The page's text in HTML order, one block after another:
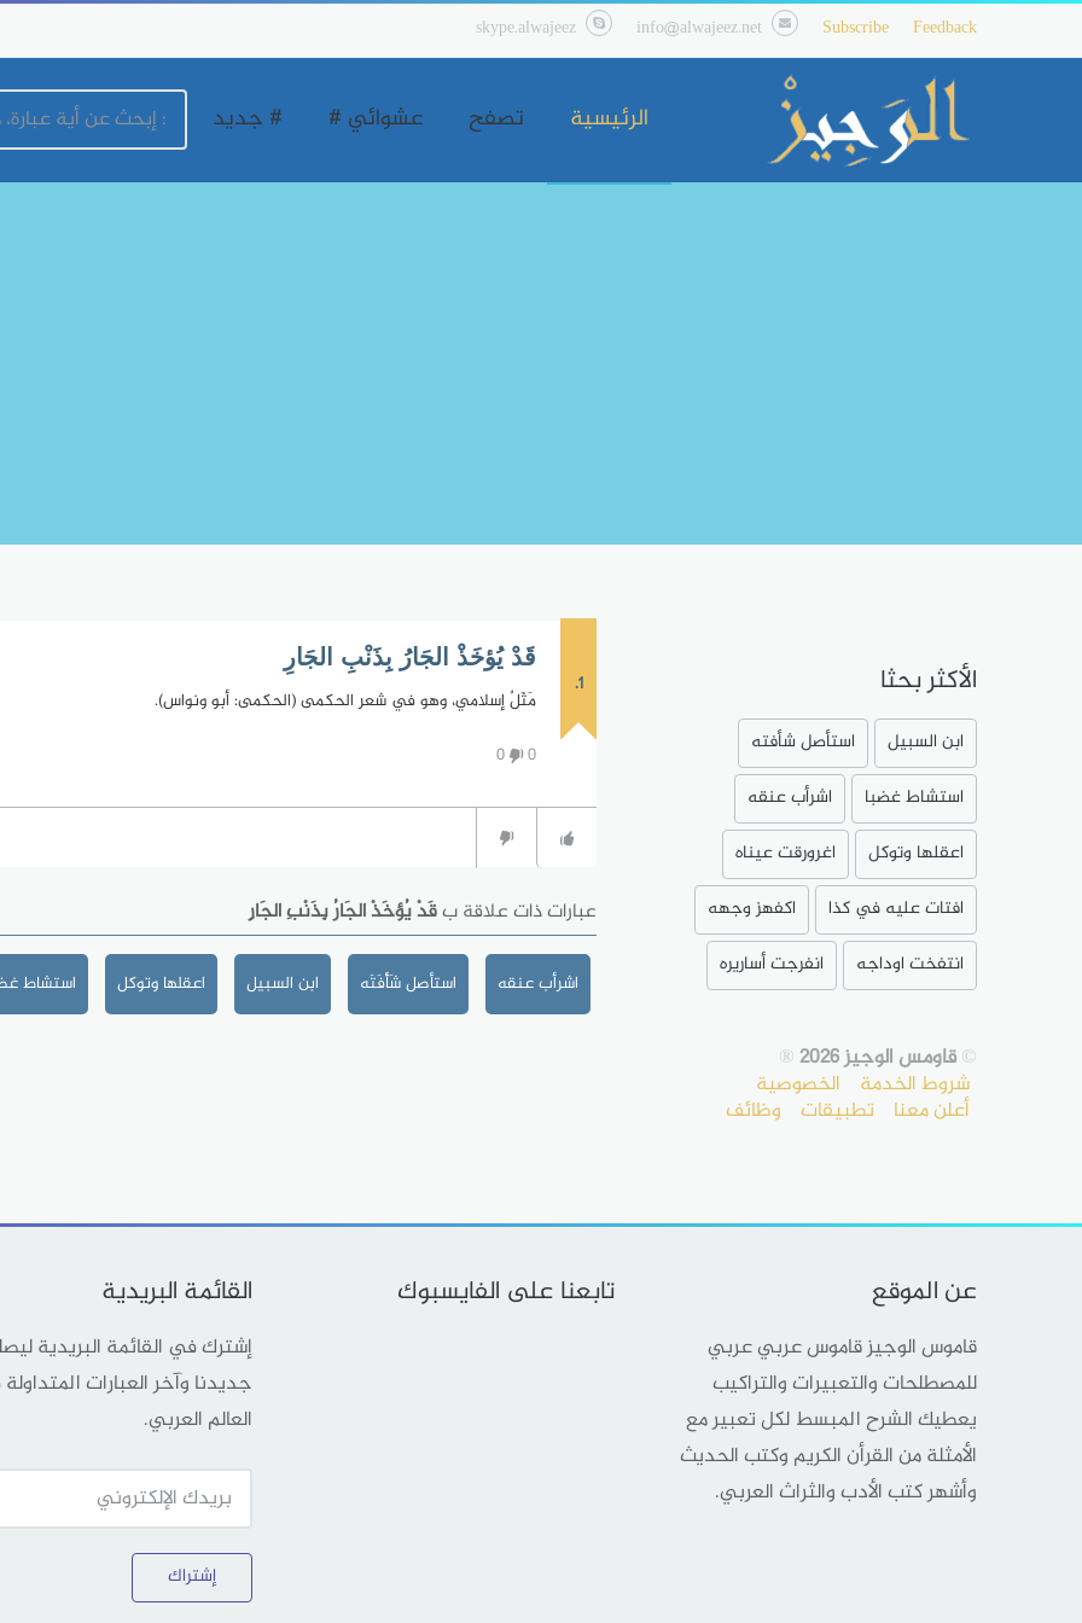
Feedback
Subscribe
info@alwajeez.net
skype.alwajeez
الرئيسية تصفح عشوائي # # جديد
1.
قَدْ يُؤخَذْ الجَارُ بِذَنْبِ الجَارِ
مَثَلٌ إسلامي، وهو في شعر الحكمى (الحكمى: أبو ونواس).
0
0
عبارات ذات علاقة بقَدْ يُؤخَذْ الجَارُ بِذَنْبِ الجَارِ
اشرأب عنقه استأصل شَأْفَتَه ابن السبيل اعقلها وتوكل استشاط
الأكثر بحثا
ابن السبيل
استأصل شأفته
استشاط غضبا
اشرأب عنقه
اعقلها وتوكل
اغرورقت عيناه
افتات عليه في كذا
اكفهز وجهه
انتفخت اوداجه
انفرجت أساريره
©قاومس الوجيز 2026 ®
شروط الخدمة الخصوصية
أعلن معنا تطبيقات وظائف
عن الموقع
قاموس الوجيز قاموس عربي عربي
للمصطلحات والتعبيرات والتراكيب
يعطيك الشرح المبسط لكل تعبير مع
الأمثلة من القرأن الكريم وكتب الحديث
وأشهر كتب الأدب والثراث العربي.
تابعنا على الفايسبوك القائمة البريدية
إشترك في القائمة البريدية
جديدنا وآخر العبارات
العالم العربي.
إشتراك